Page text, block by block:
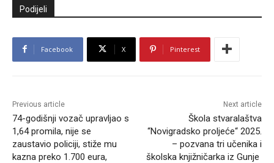
Podijeli
Facebook X Pinterest
Previous article
74-godišnji vozač upravljao s
1,64 promila, nije se
zaustavio policiji, stiže mu
kazna preko 1.700 eura,
Next article
Škola stvaralaštva
“Novigradsko proljeće“ 2025.
– pozvana tri učenika i
školska knjižničarka iz Gunje